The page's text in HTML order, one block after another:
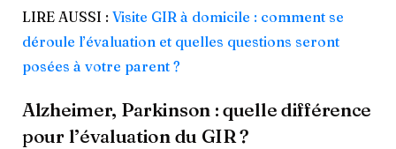
LIRE AUSSI : Visite GIR à domicile : comment se
déroule l’évaluation et quelles questions seront
posées à votre parent ?
Alzheimer, Parkinson : quelle différence
pour l’évaluation du GIR ?